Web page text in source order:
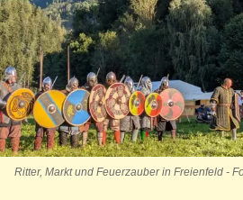
Ritter, Markt und Feuerzauber in Freienfeld -